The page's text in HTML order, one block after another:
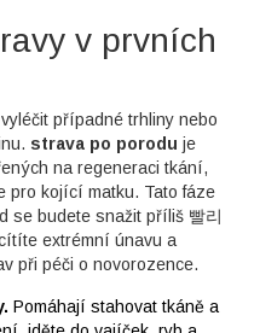
v prvních
případné trhliny nebo
strava po porodu je
na regeneraci tkání,
pro kojící matku. Tato fáze
se budete snažit příliš 빨리
extrémní únavu a
při péči o novorozence.
Pomáhají stahovat tkáně a